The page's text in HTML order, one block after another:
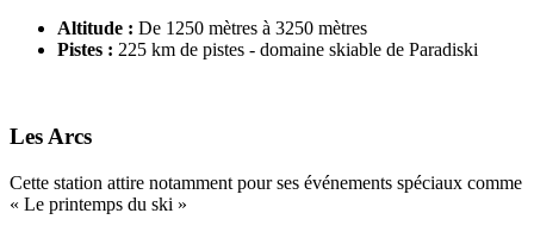
Altitude : De 1250 mètres à 3250 mètres
Pistes : 225 km de pistes - domaine skiable de Paradiski
Les Arcs
Cette station attire notamment pour ses événements spéciaux comme
« Le printemps du ski »